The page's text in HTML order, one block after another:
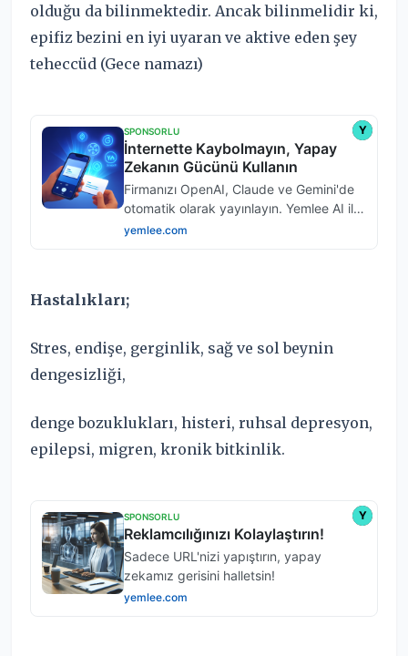
olduğu da bilinmektedir. Ancak bilinmelidir ki,
epifiz bezini en iyi uyaran ve aktive eden şey
teheccüd (Gece namazı)
Hastalıkları;
Stres, endişe, gerginlik, sağ ve sol beynin
dengesizliği,
denge bozuklukları, histeri, ruhsal depresyon,
epilepsi, migren, kronik bitkinlik.